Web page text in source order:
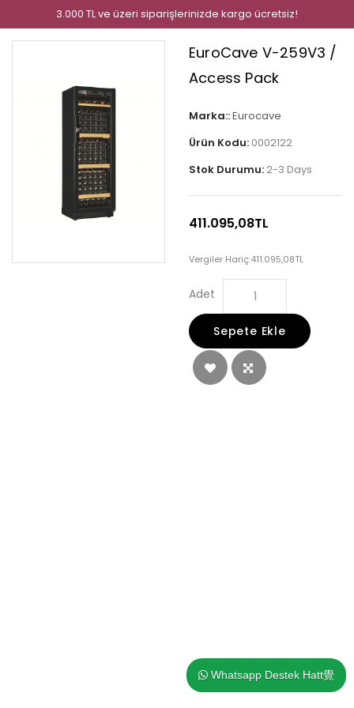
3.000 TL ve üzeri siparişlerinizde kargo ücretsiz!
Whatsapp Destek Hatt覺
EuroCave V-259V3 /
Access Pack
Marka::Eurocave
Ürün Kodu: 0002122
Stok Durumu: 2-3 Days
411.095,08TL
Vergiler Hariç:411.095,08TL
Adet
Sepete Ekle